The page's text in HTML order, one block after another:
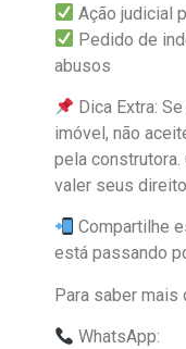
Ação judicial
Pedido de
abusos
Dica Extra:
imóvel, não
pela
valer seus
Compartilhe
está passando
Para saber mais
WhatsApp: